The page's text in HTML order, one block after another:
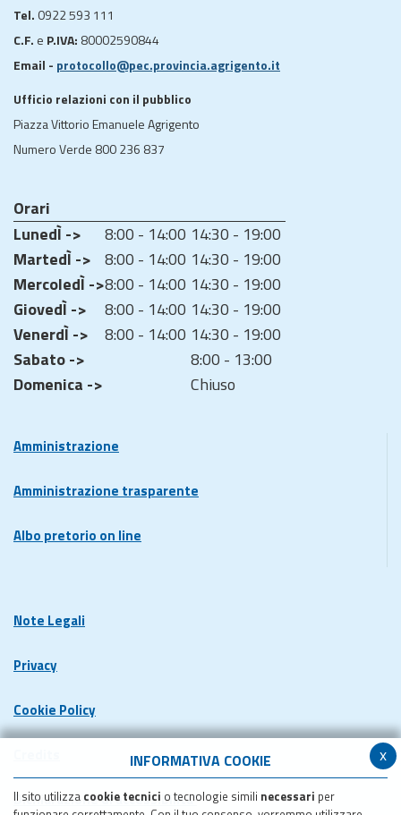
x
INFORMATIVA COOKIE
Il sito utilizza cookie tecnici o tecnologie simili necessari per
Tel. 0922 593 111
C.F. e P.IVA: 80002590844
Email - protocollo@pec.provincia.agrigento.it
Ufficio relazioni con il pubblico
Piazza Vittorio Emanuele Agrigento
Numero Verde 800 236 837
Orari
LunedÌ ->
8:00 - 14:00 14:30 - 19:00
MartedÌ -> 8:00 - 14:00 14:30 - 19:00
MercoledÌ ->8:00 - 14:00 14:30 - 19:00
GiovedÌ ->
8:00 - 14:00 14:30 - 19:00
VenerdÌ ->
8:00 - 14:00 14:30 - 19:00
Sabato ->
8:00 - 13:00
Domenica ->
Chiuso
Amministrazione
Amministrazione trasparente
Albo pretorio on line
Note Legali
Privacy
Cookie Policy
Dichiarazione di accessibilita'